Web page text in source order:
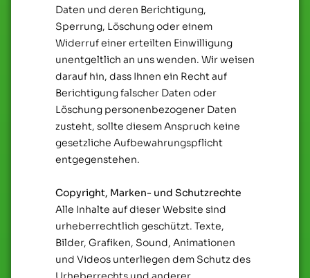
Daten und deren Berichtigung,
Sperrung, Löschung oder einem
Widerruf einer erteilten Einwilligung
unentgeltlich an uns wenden. Wir weisen
darauf hin, dass Ihnen ein Recht auf
Berichtigung falscher Daten oder
Löschung personenbezogener Daten
zusteht, sollte diesem Anspruch keine
gesetzliche Aufbewahrungspflicht
entgegenstehen.
Copyright, Marken- und Schutzrechte
Alle Inhalte auf dieser Website sind
urheberrechtlich geschützt. Texte,
Bilder, Grafiken, Sound, Animationen
und Videos unterliegen dem Schutz des